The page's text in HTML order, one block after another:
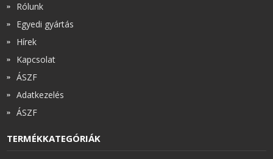
Rólunk
Egyedi gyártás
Hírek
Kapcsolat
ÁSZF
Adatkezelés
ÁSZF
TERMÉKKATEGÓRIÁK